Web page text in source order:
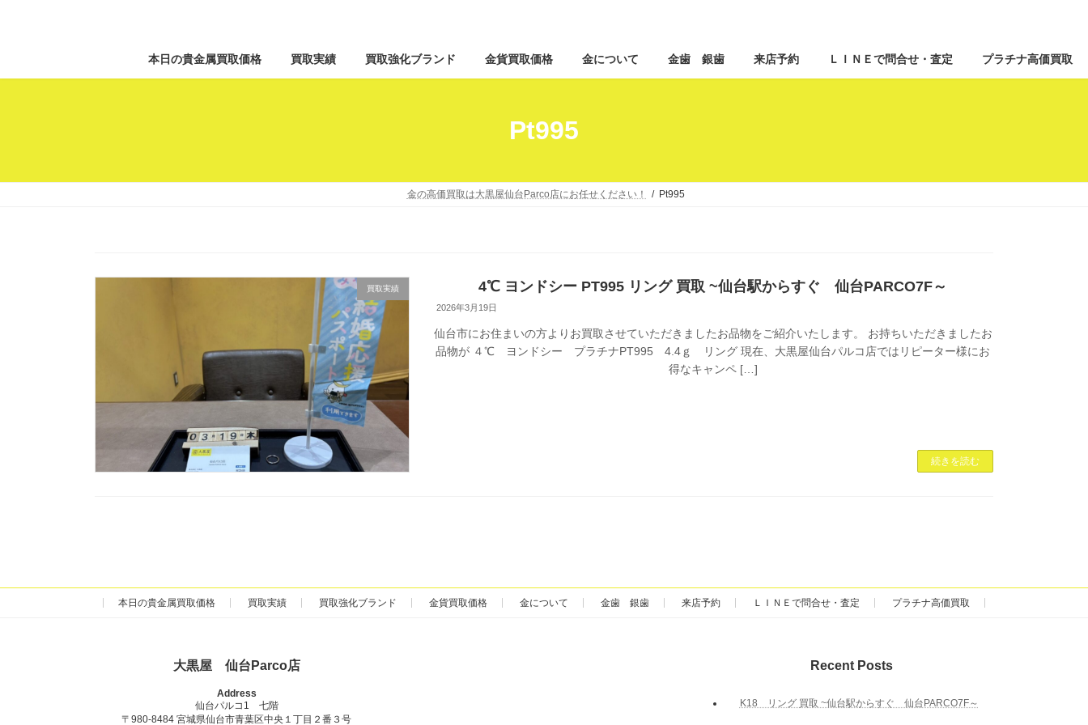
ン
テ
へ
ッ
プ
ビ
ゲ
ョ
移
動
本日の貴金属買取価格 買取実績 買取強化ブランド 金貨買取価格 金について 金歯 銀歯 来店予約 ＬＩＮＥで問合せ・査定 プラチナ高価買取
Pt995
金の高価買取は大黒屋仙台Parco店にお任せください！ Pt995
買取実績 4℃ ヨンドシー PT995 リング 買取 ~仙台駅からすぐ 仙台PARCO7F～
2026年3月19日
仙台市にお住まいの方よりお買取させていただきましたお品物をご紹介いたします。 お持ちいただきましたお
品物が ４℃ ヨンドシー プラチナPT995 4.4ｇ リング 現在、大黒屋仙台パルコ店ではリピーター様にお
得なキャンペ […]
続きを読む
本日の貴金属買取価格 買取実績 買取強化ブランド 金貨買取価格 金について 金歯 銀歯 来店予約 ＬＩＮＥで問合せ・査定 プラチナ高価買取
大黒屋 仙台Parco店
Address
仙台パルコ1 七階
〒980-8484 宮城県仙台市青葉区中央１丁目２番３号
Recent Posts
K18 リング 買取 ~仙台駅からすぐ 仙台PARCO7F～